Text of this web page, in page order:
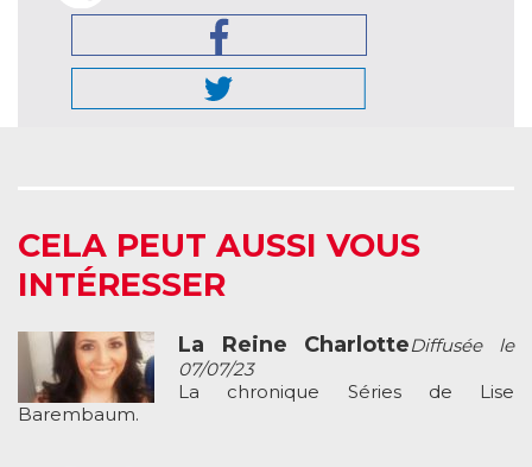
CELA PEUT AUSSI VOUS
INTÉRESSER
La Reine CharlotteDiffusée le
07/07/23
La chronique Séries de Lise
Barembaum.